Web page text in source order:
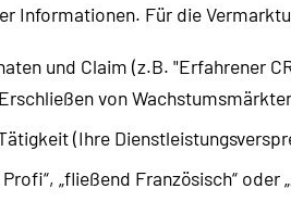
Informationen. Für die
und Claim (z.B. "Erfahrener
von
(Ihre
„fließend Französisch“ oder